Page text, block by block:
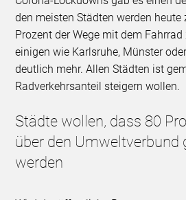
den meisten Städten werden
Prozent der Wege mit dem
einigen wie Karlsruhe, Münster
deutlich mehr. Allen Städten ist
Radverkehrsanteil steigern wollen.
Städte wollen, dass 80
über den Umweltverbund
werden